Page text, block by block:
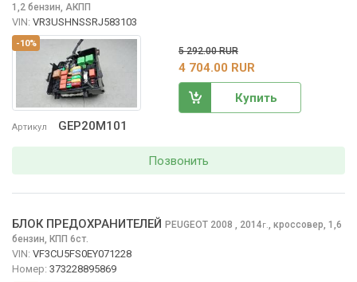
-10%
Артикул GEP20M101
1,2 бензин, АКПП
VIN: VR3USHNSSRJ583103
5 292.00 RUR
4 704.00 RUR
Купить
Позвонить
БЛОК ПРЕДОХРАНИТЕЛЕЙ PEUGEOT 2008 , 2014г. кроссовер, 1,6
бензин, КПП 6ст.
VIN: VF3CU5FS0EY071228
Номер: 373228895869